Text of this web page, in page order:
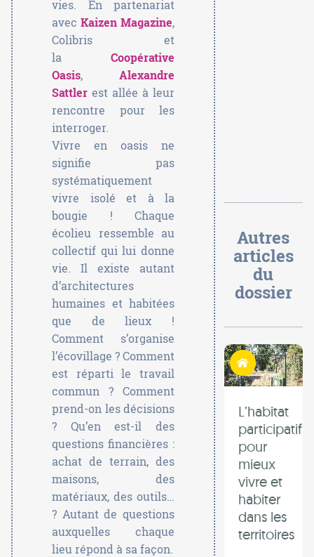
vies. En partenariat
avecKaizen Magazine,
Colibris et
laCoopérative
Oasis,Alexandre
Sattler est allée à leur
rencontre pour les
interroger.
Vivre en oasis ne
signifie pas
systématiquement
vivre isolé et à la
bougie ! Chaque
écolieu ressemble au
collectif qui lui donne
vie. Il existe autant
d’architectures
humaines et habitées
que de lieux !
Comment s’organise
l’écovillage ? Comment
est réparti le travail
commun ? Comment
prend-on les décisions
? Qu’en est-il des
questions financières :
achat de terrain, des
maisons, des
matériaux, des outils…
? Autant de questions
auxquelles chaque
lieu répond à sa façon.
Autres
articles
du
dossier
Habiter autrement
L’habitat
participatif
pour
mieux
vivre et
habiter
dans les
territoires